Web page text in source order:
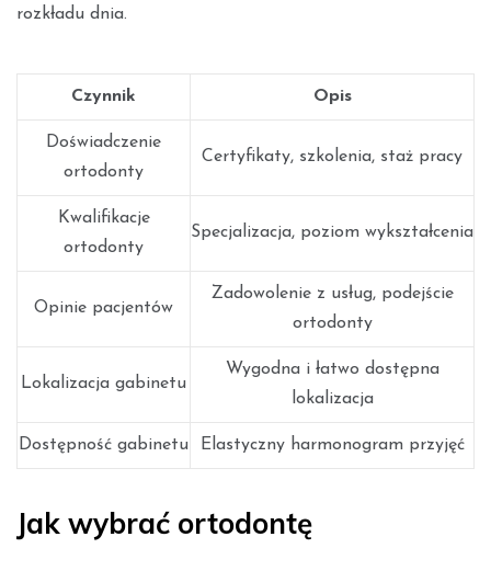
rozkładu dnia.
Czynnik Opis
Doświadczenie
ortodonty
Certyfikaty, szkolenia, staż pracy
Kwalifikacje
ortodonty
Specjalizacja, poziom wykształcenia
Opinie pacjentów
Zadowolenie z usług, podejście
ortodonty
Lokalizacja gabinetu
Wygodna i łatwo dostępna
lokalizacja
Dostępność gabinetu Elastyczny harmonogram przyjęć
Jak wybrać ortodontę